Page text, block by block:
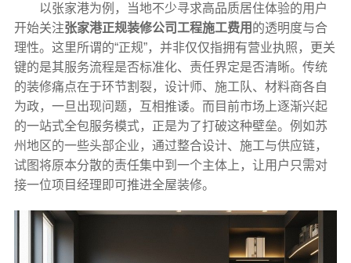
以张家港为例，当地不少寻求高品质居住体验的用户
开始关注张家港正规装修公司工程施工费用 的透明度与合
理性。这里所谓的“正规”，并非仅仅指拥有营业执照，更关
键的是其服务流程是否标准化、责任界定是否清晰。传统
的装修痛点在于环节割裂，设计师、施工队、材料商各自
为政，一旦出现问题，互相推诿。而目前市场上逐渐兴起
的一站式全包服务模式，正是为了打破这种壁垒。例如苏
州地区的一些头部企业，通过整合设计、施工与供应链，
试图将原本分散的责任集中到一个主体上，让用户只需对
接一位项目经理即可推进全屋装修。